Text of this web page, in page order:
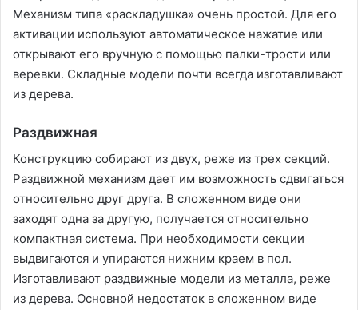
Механизм типа «раскладушка» очень простой. Для его
активации используют автоматическое нажатие или
открывают его вручную с помощью палки-трости или
веревки. Складные модели почти всегда изготавливают
из дерева.
Раздвижная
Конструкцию собирают из двух, реже из трех секций.
Раздвижной механизм дает им возможность сдвигаться
относительно друг друга. В сложенном виде они
заходят одна за другую, получается относительно
компактная система. При необходимости секции
выдвигаются и упираются нижним краем в пол.
Изготавливают раздвижные модели из металла, реже
из дерева. Основной недостаток в сложенном виде